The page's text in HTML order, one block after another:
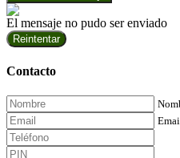
El mensaje no pudo ser enviado
Reintentar
Contacto